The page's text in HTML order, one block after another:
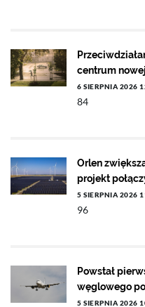
centrum
6 SIERPNIA 2026
84
Orlen
projekt
5 SIERPNIA 2026
96
Powstał
węglowego
5 SIERPNIA 2026